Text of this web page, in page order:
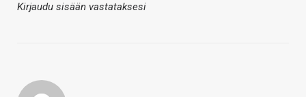
Kirjaudu sisään vastataksesi